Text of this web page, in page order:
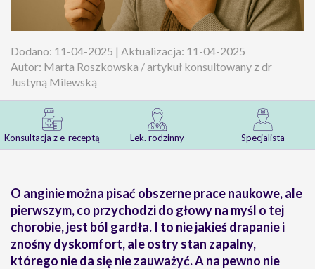
Dodano: 11-04-2025 | Aktualizacja: 11-04-2025
Autor: Marta Roszkowska / artykuł konsultowany z dr
Justyną Milewską
Konsultacja z e-receptą Lek. rodzinny Specjalista
O anginie można pisać obszerne prace naukowe, ale
pierwszym, co przychodzi do głowy na myśl o tej
chorobie, jest ból gardła. I to nie jakieś drapanie i
znośny dyskomfort, ale ostry stan zapalny,
którego nie da się nie zauważyć. A na pewno nie